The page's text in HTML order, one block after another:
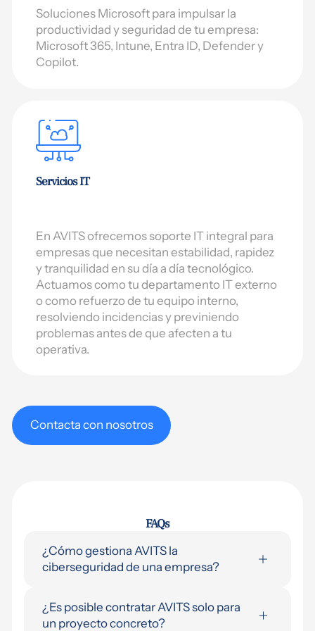
Soluciones Microsoft para impulsar la
productividad y seguridad de tu empresa:
Microsoft 365, Intune, Entra ID, Defender y
Copilot.
Servicios IT
En AVITS ofrecemos soporte IT integral para
empresas que necesitan estabilidad, rapidez
y tranquilidad en su día a día tecnológico.
Actuamos como tu departamento IT externo
o como refuerzo de tu equipo interno,
resolviendo incidencias y previniendo
problemas antes de que afecten a tu
operativa.
Contacta con nosotros
FAQs
¿Cómo gestiona AVITS la
ciberseguridad de una empresa?
entorno para identificar vulnerabilidades. A
partir de ahí implantamos protección de
¿Es posible contratar AVITS solo para
un proyecto concreto?